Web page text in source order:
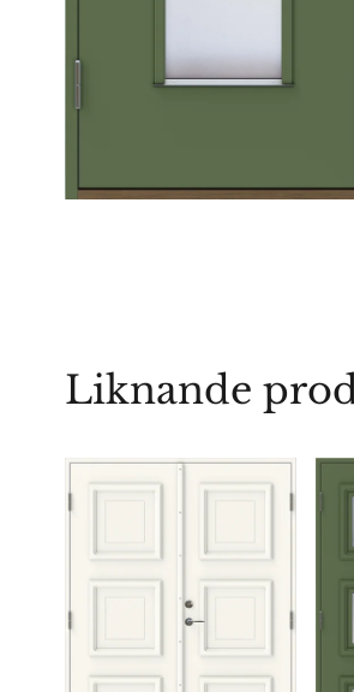
Liknande